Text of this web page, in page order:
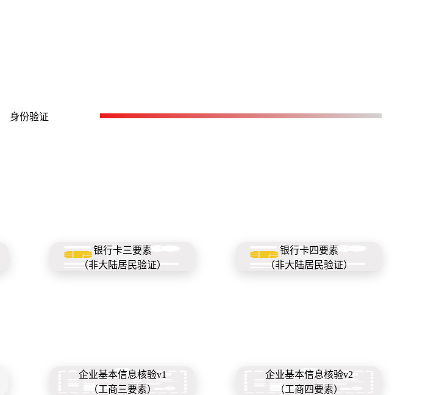
身份验证
银行卡三要素
（非大陆居民验证）
银行卡四要素
（非大陆居民验证）
企业基本信息核验v1
（工商三要素）
企业基本信息核验v2
（工商四要素）